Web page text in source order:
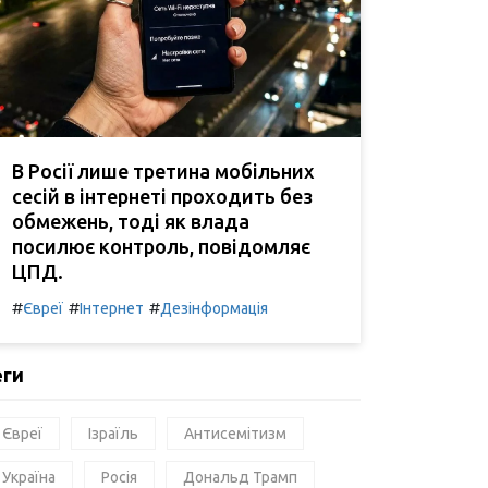
В Росії лише третина мобільних
сесій в інтернеті проходить без
обмежень, тоді як влада
посилює контроль, повідомляє
ЦПД.
#Євреї #Інтернет #Дезінформація
Євреї Ізраїль Антисемітизм
Україна Росія Дональд Трамп